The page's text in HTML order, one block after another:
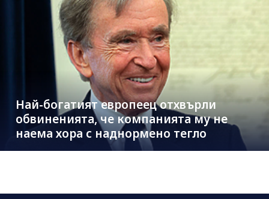
Най-богатият европеец отхвърли
обвиненията, че компанията му не
наема хора с наднормено тегло